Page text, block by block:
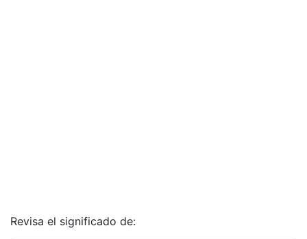
Revisa el significado de: